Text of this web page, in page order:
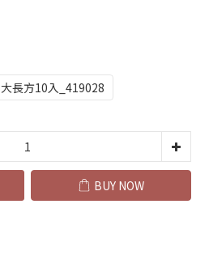
大長方10入_419028
BUY NOW